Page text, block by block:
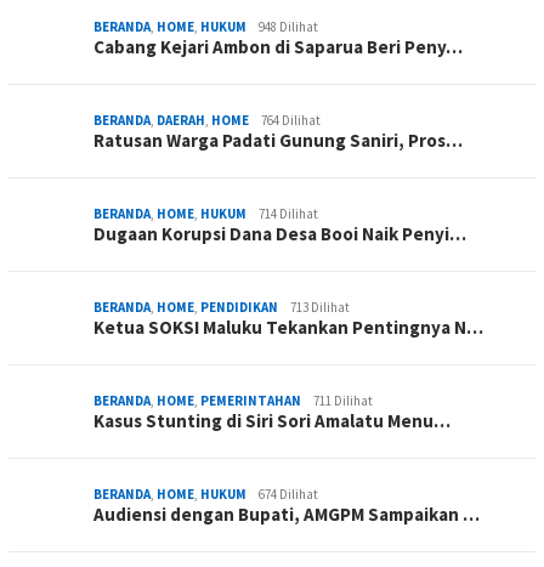
BERANDA, HOME, HUKUM 948 Dilihat
Cabang Kejari Ambon di Saparua Beri Peny…
BERANDA, DAERAH, HOME 764 Dilihat
Ratusan Warga Padati Gunung Saniri, Pros…
BERANDA, HOME, HUKUM 714 Dilihat
Dugaan Korupsi Dana Desa Booi Naik Penyi…
BERANDA, HOME, PENDIDIKAN 713 Dilihat
Ketua SOKSI Maluku Tekankan Pentingnya N…
BERANDA, HOME, PEMERINTAHAN 711 Dilihat
Kasus Stunting di Siri Sori Amalatu Menu…
BERANDA, HOME, HUKUM 674 Dilihat
Audiensi dengan Bupati, AMGPM Sampaikan …